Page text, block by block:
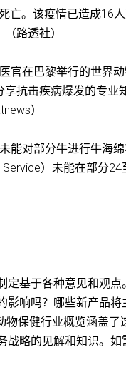
亡。该疫情已造成16
路透社）
官在巴黎举行的世界
抗击疾病爆发的专业
）
能对部分牛进行牛海
）未能在部分24
定基于各种意见和观点
影响吗？哪些新产品将
物保健行业概览涵盖了
战略的见解和知识。如